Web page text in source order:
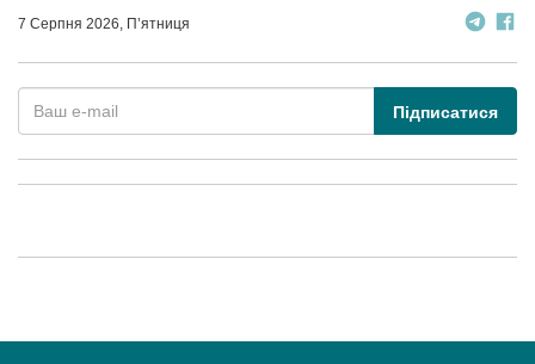
7 Серпня 2026, П’ятниця
Підписатися